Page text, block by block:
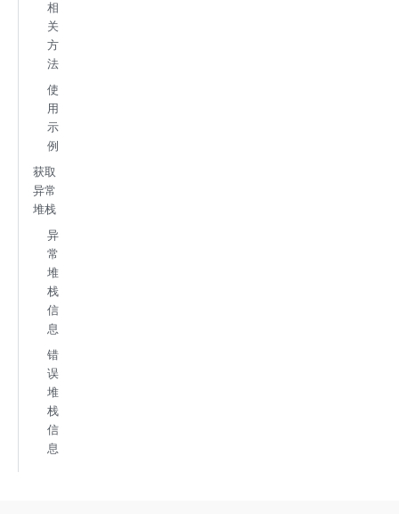
相
关
方
法
使
用
示
例
获取
异常
堆栈
异
常
堆
栈
信
息
错
误
堆
栈
信
息